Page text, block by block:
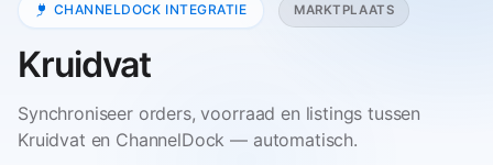
CHANNELDOCK INTEGRATIE MARKTPLAATS
Kruidvat
Synchroniseer orders, voorraad en listings tussen
Kruidvat en ChannelDock — automatisch.